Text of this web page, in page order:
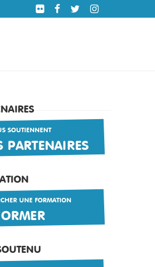
SOUTIENNENT
PARTENAIRES
UNE FORMATION